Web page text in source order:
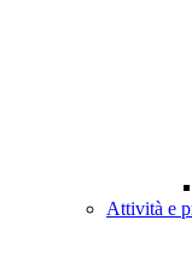
Attività e